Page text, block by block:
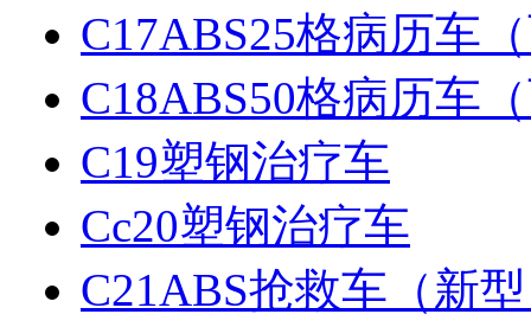
C17ABS25格病历车
C18ABS50格病历车
C19塑钢治疗车
Cc20塑钢治疗车
C21ABS抢救车（新